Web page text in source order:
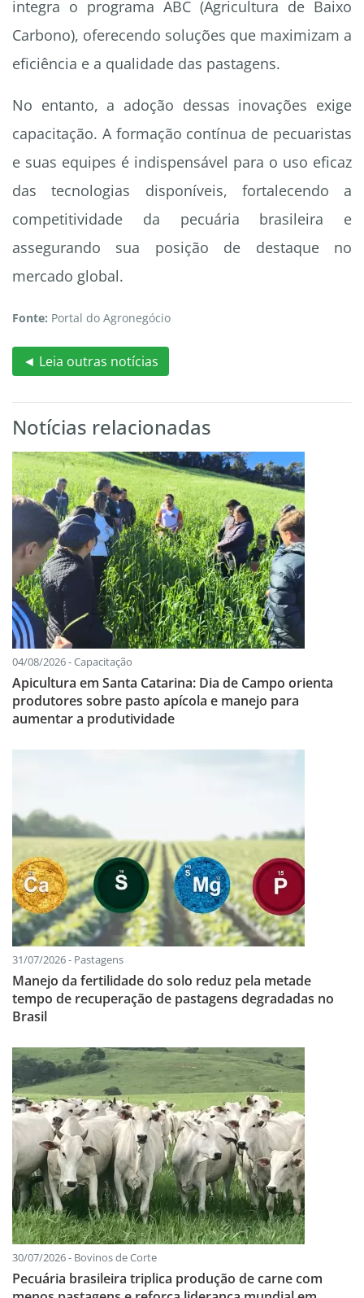
integra o programa ABC (Agricultura de Baixo
Carbono), oferecendo soluções que maximizam a
eficiência e a qualidade das pastagens.
No entanto, a adoção dessas inovações exige
capacitação. A formação contínua de pecuaristas
e suas equipes é indispensável para o uso eficaz
das tecnologias disponíveis, fortalecendo a
competitividade da pecuária brasileira e
assegurando sua posição de destaque no
mercado global.
Fonte: Portal do Agronegócio
◄ Leia outras notícias
Notícias relacionadas
04/08/2026 - Capacitação
Apicultura em Santa Catarina: Dia de Campo orienta
produtores sobre pasto apícola e manejo para
aumentar a produtividade
31/07/2026 - Pastagens
Manejo da fertilidade do solo reduz pela metade
tempo de recuperação de pastagens degradadas no
Brasil
30/07/2026 - Bovinos de Corte
Pecuária brasileira triplica produção de carne com